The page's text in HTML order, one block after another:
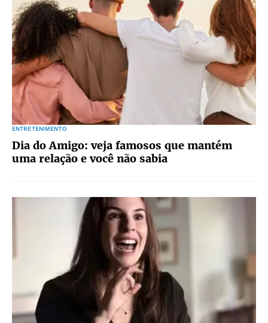
ENTRETENIMENTO
Dia do Amigo: veja famosos que mantém
uma relação e você não sabia